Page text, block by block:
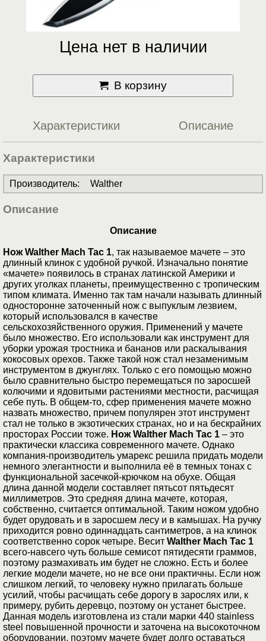
Цена нет в наличии
В корзину
Характеристики Описание
Характеристики
Производитель: Walther
Описание
Описание
Нож Walther Mach Tac 1, так называемое мачете – это
длинный клинок с удобной ручкой. Изначально понятие
«мачете» появилось в странах латинской Америки и
других уголках планеты, преимущественно с тропическим
типом климата. Именно так там начали называть длинный
односторонне заточенный нож с выпуклым лезвием,
который использовался в качестве
сельскохозяйственного оружия. Применений у мачете
было множество. Его использовали как инструмент для
уборки урожая тростника и бананов или раскалывания
кокосовых орехов. Также такой нож стал незаменимым
инструментом в джунглях. Только с его помощью можно
было сравнительно быстро перемещаться по заросшей
колючими и ядовитыми растениями местности, расчищая
себе путь. В общем-то, сфер применения мачете можно
назвать множество, причем популярен этот инструмент
стал не только в экзотических странах, но и на бескрайних
просторах России тоже. Нож Walther Mach Tac 1 – это
практически классика современного мачете. Однако
компания-производитель умарекс решила придать модели
немного элегантности и выполнила её в темных тонах с
функциональной засечкой-крючком на обухе. Общая
длина данной модели составляет пятьсот пятьдесят
миллиметров. Это средняя длина мачете, которая,
собственно, считается оптимальной. Таким ножом удобно
будет орудовать и в заросшем лесу и в камышах. На ручку
приходится ровно одиннадцать сантиметров, а на клинок
соответственно сорок четыре. Весит Walther Mach Tac 1
всего-навсего чуть больше семисот пятидесяти граммов,
поэтому размахивать им будет не сложно. Есть и более
легкие модели мачете, но не все они практичны. Если нож
слишком легкий, то человеку нужно прилагать больше
усилий, чтобы расчищать себе дорогу в зарослях или, к
примеру, рубить деревцо, поэтому он устанет быстрее.
Данная модель изготовлена из стали марки 440 stainless
steel повышенной прочности и заточена на высокоточном
оборудовании, поэтому мачете будет долго оставаться